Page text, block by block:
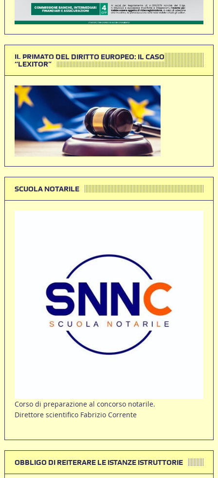
IL PRIMATO DEL DIRITTO EUROPEO: IL CASO
“LEXITOR”
SCUOLA NOTARILE
Corso di preparazione al concorso notarile.
Direttore scientifico Fabrizio Corrente
OBBLIGO DI REITERARE LE ISTANZE ISTRUTTORIE